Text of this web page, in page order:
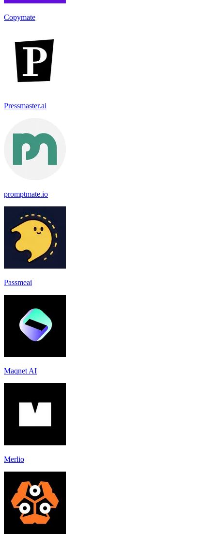
Copymate
Pressmaster.ai
promptmate.io
Passmeai
Maqnet AI
Merlio